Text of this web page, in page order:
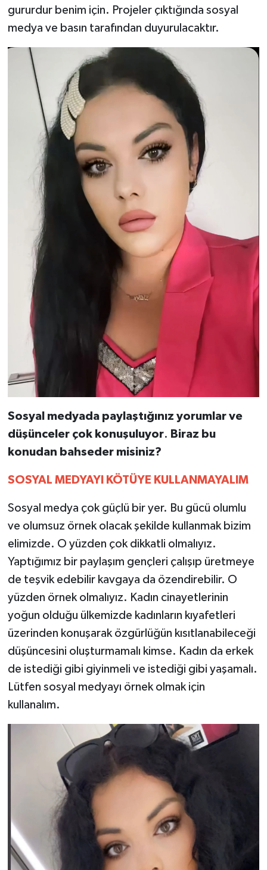
gururdur benim için. Projeler çıktığında sosyal
medya ve basın tarafından duyurulacaktır.
Sosyal medyada paylaştığınız yorumlar ve
düşünceler çok konuşuluyor. Biraz bu
konudan bahseder misiniz?
SOSYAL MEDYAYI KÖTÜYE KULLANMAYALIM
Sosyal medya çok güçlü bir yer. Bu gücü olumlu
ve olumsuz örnek olacak şekilde kullanmak bizim
elimizde. O yüzden çok dikkatli olmalıyız.
Yaptığımız bir paylaşım gençleri çalışıp üretmeye
de teşvik edebilir kavgaya da özendirebilir. O
yüzden örnek olmalıyız. Kadın cinayetlerinin
yoğun olduğu ülkemizde kadınların kıyafetleri
üzerinden konuşarak özgürlüğün kısıtlanabileceği
düşüncesini oluşturmamalı kimse. Kadın da erkek
de istediği gibi giyinmeli ve istediği gibi yaşamalı.
Lütfen sosyal medyayı örnek olmak için
kullanalım.